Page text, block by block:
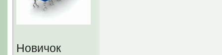
Новичок